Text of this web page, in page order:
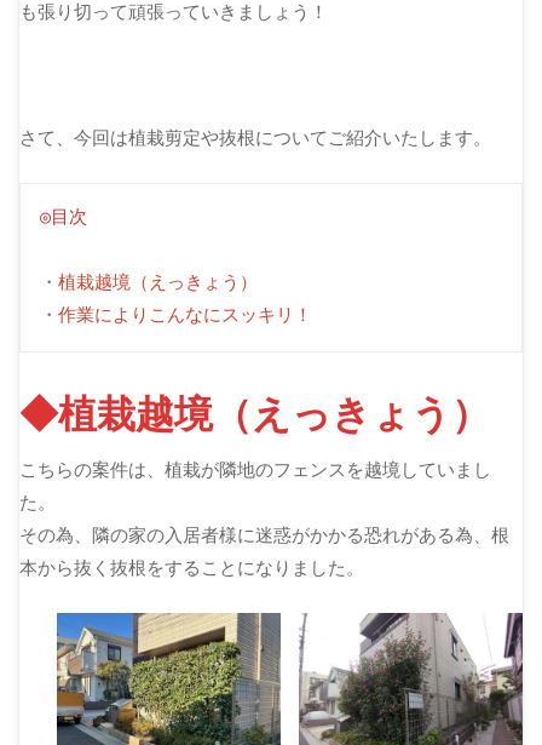
も張り切って頑張っていきましょう！
さて、今回は植栽剪定や抜根についてご紹介いたします。
◎目次
・ 植栽越境（えっきょう）
・ 作業によりこんなにスッキリ！
◆植栽越境（えっきょう）
こちらの案件は、植栽が隣地のフェンスを越境していまし
た。
その為、隣の家の入居者様に迷惑がかかる恐れがある為、根
本から抜く抜根をすることになりました。